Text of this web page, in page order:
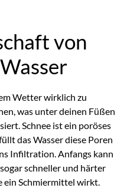
von
Wetter wirklich zu
was unter deinen Füßen
Schnee ist ein poröses
das Wasser diese Poren
Infiltration. Anfangs kann
schneller und härter
ein Schmiermittel wirkt.